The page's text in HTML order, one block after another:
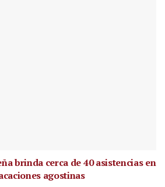
brinda cerca de 40 asistencias en
agostinas